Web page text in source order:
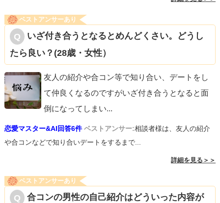
ベストアンサーあり
いざ付き合うとなるとめんどくさい。どうし
たら良い？(28歳・女性）
友人の紹介や合コン等で知り合い、デートをし
て仲良くなるのですがいざ付き合うとなると面
倒になってしまい...
恋愛マスター&AI回答6件 ベストアンサー:相談者様は、友人の紹介
や合コンなどで知り合いデートをするまで...
詳細を見る＞＞
ベストアンサーあり
合コンの男性の自己紹介はどういった内容が